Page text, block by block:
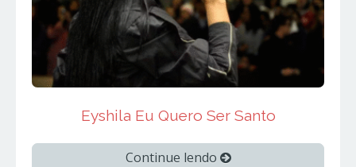
Eyshila Eu Quero Ser Santo
Continue lendo